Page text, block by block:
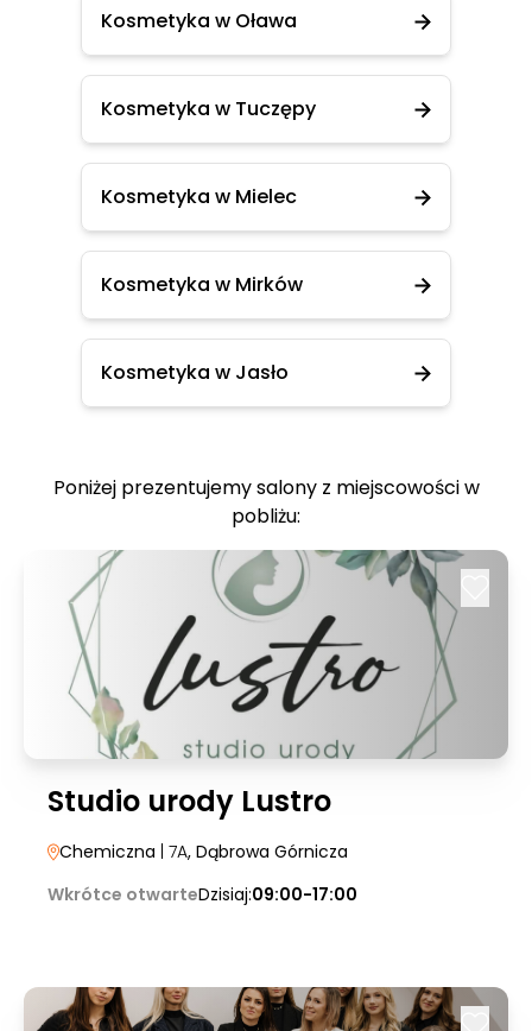
Kosmetyka w Oława
Kosmetyka w Tuczępy
Kosmetyka w Mielec
Kosmetyka w Mirków
Kosmetyka w Jasło
Poniżej prezentujemy salony z miejscowości w
pobliżu:
Studio urody Lustro
Chemiczna | 7A, Dąbrowa Górnicza
Wkrótce otwarteDzisiaj:09:00-17:00